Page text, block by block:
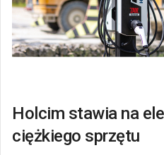
Holcim stawia na
ciężkiego sprzętu